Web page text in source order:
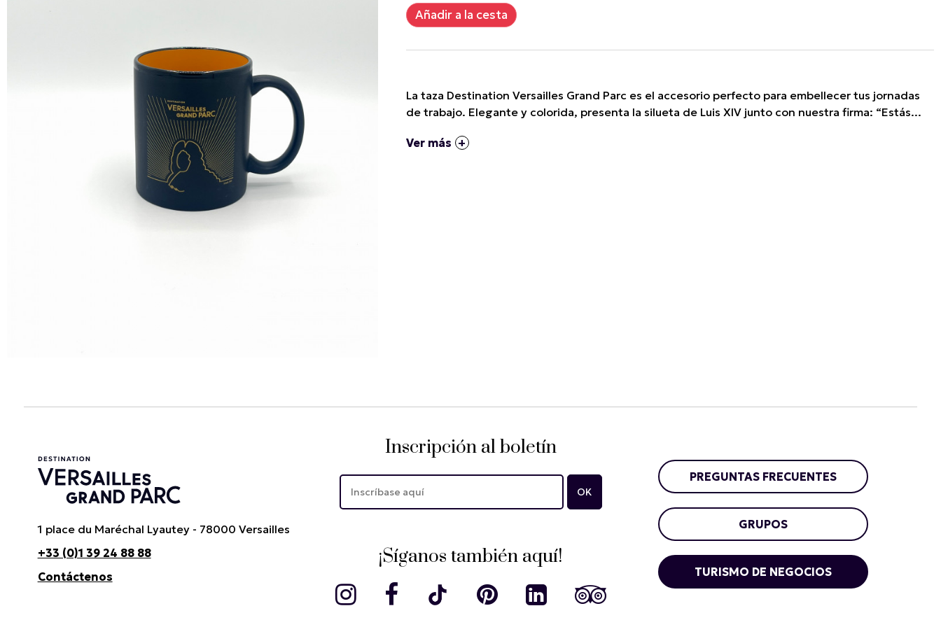
La taza Destination Versailles Grand Parc es el accesorio perfecto para embellecer tus jornadas
de trabajo. Elegante y colorida, presenta la silueta de Luis XIV junto con nuestra firma: “Estás...
Ver más
1 place du Maréchal Lyautey - 78000 Versailles
+33 (0)1 39 24 88 88
Contáctenos
Inscripción al boletín
¡Síganos también aquí!
PREGUNTAS FRECUENTES
GRUPOS
TURISMO DE NEGOCIOS